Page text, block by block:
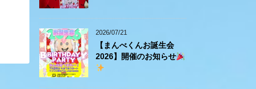
2026/07/21
【まんべくんお誕生会
2026】開催のお知らせ